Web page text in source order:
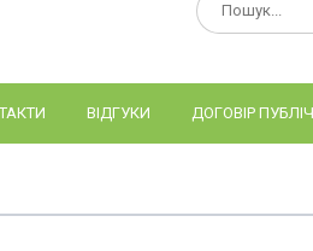
ВІДГУКИ ДОГОВІР